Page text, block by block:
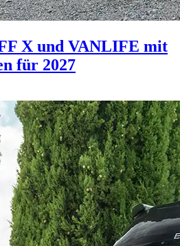
X und VANLIFE mit
für 2027